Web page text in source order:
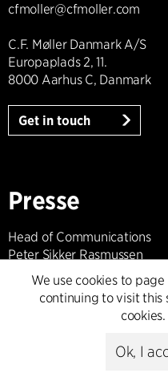
cfmoller@cfmoller.com
C.F. Møller Danmark A/S
Europaplads 2, 11.
8000 Aarhus C, Danmark
Get in touch
Presse
Head of Communications
Peter Sikker Rasmussen
T +45 6193 6857
psr@cfmoller.com
We use cookies to
continuing to visit this
cookies.
Ok, I